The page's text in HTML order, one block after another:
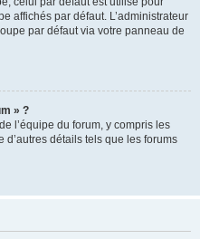
affichés par défaut. L’administrateur
par défaut via votre panneau de
» ?
l’équipe du forum, y compris les
détails tels que les forums